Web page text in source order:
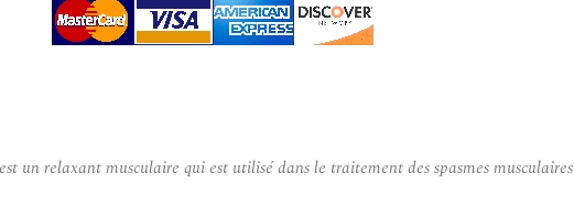
un relaxant musculaire qui est utilisé dans le traitement des spasmes musculaires